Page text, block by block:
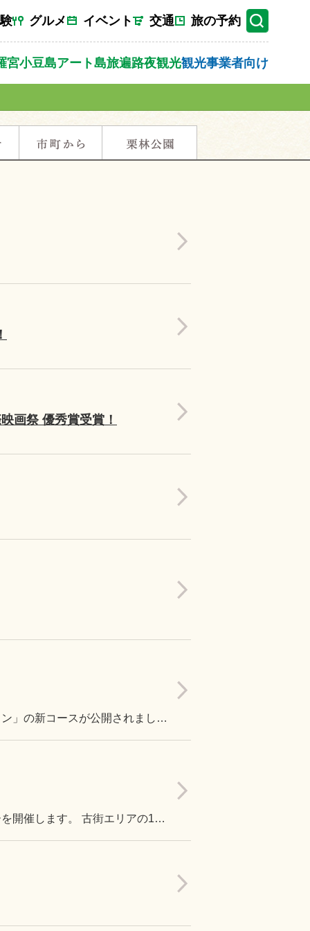
グルメ イベント 交通 旅の予約
宮小豆島アート島旅遍路夜観光観光事業者向け
画祭 優秀賞受賞！
古墳、建築、城下町まで、地元の人も知らないことをツアーにする「ぷち旅プラン」の新コースが公開されました！
宇多津「古街」の魅力を発見していただくことを目的に、クイズスタンプラリーを開催します。 古街エリアの10か所のスポットを巡りながら、地域に残る歴史や文化、自然に関する4択クイズに挑戦するイベントです。すべてのスポットを巡った方には、オリジナル景品をプレゼント！ 子どもから大人まで参加できますので、ぜひ家族や友人と一緒にご参加ください。